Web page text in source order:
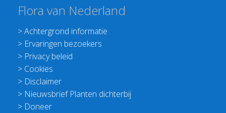
Flora van Nederland
>Achtergrond informatie
> Ervaringen bezoekers
> Privacy beleid
> Cookies
> Disclaimer
> Nieuwsbrief Planten dichterbij
> Doneer